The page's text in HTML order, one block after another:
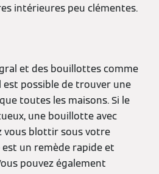
intérieures peu clémentes.
et des bouillottes comme
est possible de trouver une
toutes les maisons. Si le
une bouillotte avec
vous blottir sous votre
un remède rapide et
pouvez également